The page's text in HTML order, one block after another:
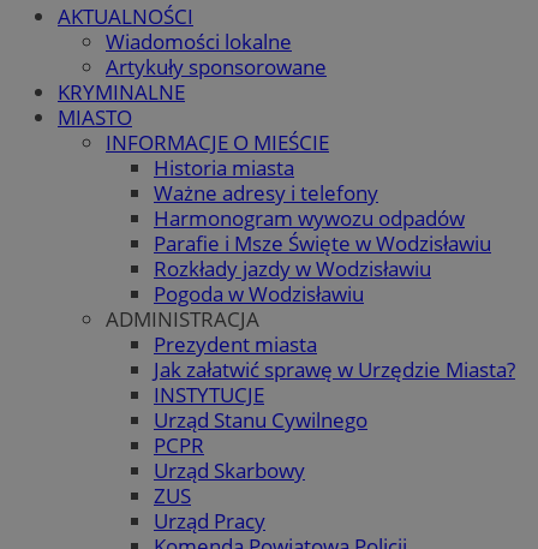
AKTUALNOŚCI
Wiadomości lokalne
Artykuły sponsorowane
KRYMINALNE
MIASTO
INFORMACJE O MIEŚCIE
Historia miasta
Ważne adresy i telefony
Harmonogram wywozu odpadów
Parafie i Msze Święte w Wodzisławiu
Rozkłady jazdy w Wodzisławiu
Pogoda w Wodzisławiu
ADMINISTRACJA
Prezydent miasta
Jak załatwić sprawę w Urzędzie Miasta?
INSTYTUCJE
Urząd Stanu Cywilnego
PCPR
Urząd Skarbowy
ZUS
Urząd Pracy